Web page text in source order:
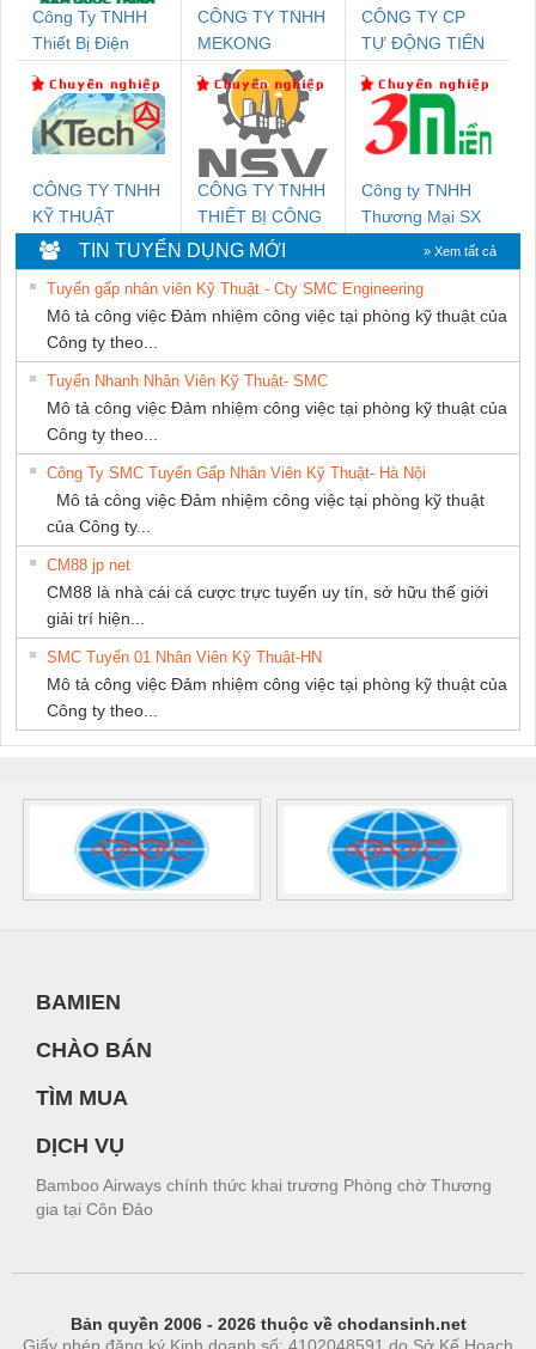
Công Ty TNHH
Thiết Bị Điện
CÔNG TY TNHH
MEKONG
MARINE
SUPPLY
CÔNG TY CP
TỰ ĐỘNG TIẾN
CÔNG TY TNHH
KỸ THUẬT
KTECH VIỆT
NAM
CÔNG TY TNHH
THIẾT BỊ CÔNG
NGHIỆP NIHON
SETSUBI VIỆT
NAM
Công ty TNHH
Thương Mại SX
TIN TUYỂN DỤNG MỚI » Xem tất cả
Tuyển gấp nhân viên Kỹ Thuật - Cty SMC Engineering
Mô tả công việc Đảm nhiệm công việc tại phòng kỹ thuật của
Công ty theo...
Tuyển Nhanh Nhân Viên Kỹ Thuật- SMC
Mô tả công việc Đảm nhiệm công việc tại phòng kỹ thuật của
Công ty theo...
Công Ty SMC Tuyển Gấp Nhân Viên Kỹ Thuật- Hà Nội
Mô tả công việc Đảm nhiệm công việc tại phòng kỹ thuật
của Công ty...
CM88 jp net
CM88 là nhà cái cá cược trực tuyến uy tín, sở hữu thế giới
giải trí hiện...
SMC Tuyển 01 Nhân Viên Kỹ Thuật-HN
Mô tả công việc Đảm nhiệm công việc tại phòng kỹ thuật của
Công ty theo...
BAMIEN
CHÀO BÁN
TÌM MUA
DỊCH VỤ
Bamboo Airways chính thức khai trương Phòng chờ Thương
gia tại Côn Đảo
Bản quyền 2006 - 2026 thuộc về chodansinh.net